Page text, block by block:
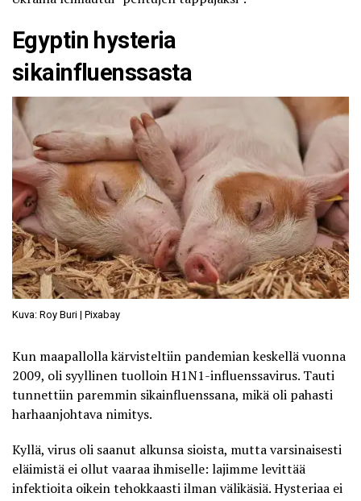
Egyptin hysteria
sikainfluenssasta
Kuva: Roy Buri | Pixabay
Kun maapallolla kärvisteltiin pandemian keskellä vuonna
2009, oli syyllinen tuolloin H1N1-influenssavirus. Tauti
tunnettiin paremmin sikainfluenssana, mikä oli pahasti
harhaanjohtava nimitys.
Kyllä, virus oli saanut alkunsa sioista, mutta varsinaisesti
eläimistä ei ollut vaaraa ihmiselle: lajimme levittää
infektioita oikein tehokkaasti ilman välikäsiä. Hysteriaa ei